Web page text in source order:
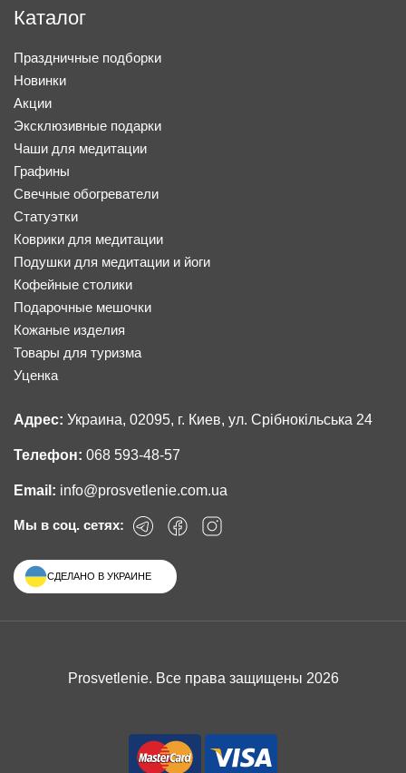
Каталог
Праздничные подборки
Новинки
Акции
Эксклюзивные подарки
Чаши для медитации
Графины
Свечные обогреватели
Статуэтки
Коврики для медитации
Подушки для медитации и йоги
Кофейные столики
Подарочные мешочки
Кожаные изделия
Товары для туризма
Уценка
Адрес: Украина, 02095, г. Киев, ул. Срібнокільська 24
Телефон: 068 593-48-57
Email: info@prosvetlenie.com.ua
Мы в соц. сетях:
СДЕЛАНО В УКРАИНЕ
Prosvetlenie. Все права защищены 2026